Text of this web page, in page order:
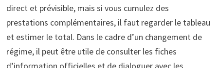
direct et prévisible, mais si vous cumulez des
prestations complémentaires, il faut regarder le tableau
et estimer le total. Dans le cadre d’un changement de
régime, il peut être utile de consulter les fiches